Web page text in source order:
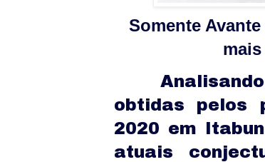
Somente
obtidas pelos
2020 em
atuais